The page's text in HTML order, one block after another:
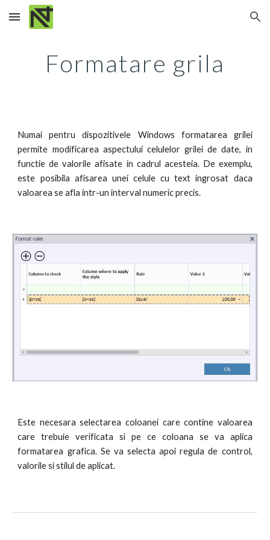
Skip to main content Skip to navigation
Formatare grila
Numai pentru dispozitivele Windows formatarea grilei
permite modificarea aspectului celulelor grilei de date, in
functie de valorile afisate in cadrul acesteia. De exemplu,
este posibila afisarea unei celule cu text ingrosat daca
valoarea se afla intr-un interval numeric precis.
Este necesara selectarea coloanei care contine valoarea
care trebuie verificata si pe ce coloana se va aplica
formatarea grafica. Se va selecta apoi regula de control,
valorile si stilul de aplicat.